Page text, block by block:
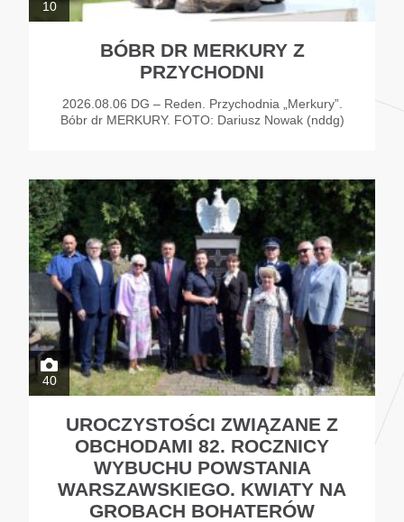
10
BÓBR DR MERKURY Z
PRZYCHODNI
2026.08.06 DG – Reden. Przychodnia „Merkury”.
Bóbr dr MERKURY. FOTO: Dariusz Nowak (nddg)
40
UROCZYSTOŚCI ZWIĄZANE Z
OBCHODAMI 82. ROCZNICY
WYBUCHU POWSTANIA
WARSZAWSKIEGO. KWIATY NA
GROBACH BOHATERÓW